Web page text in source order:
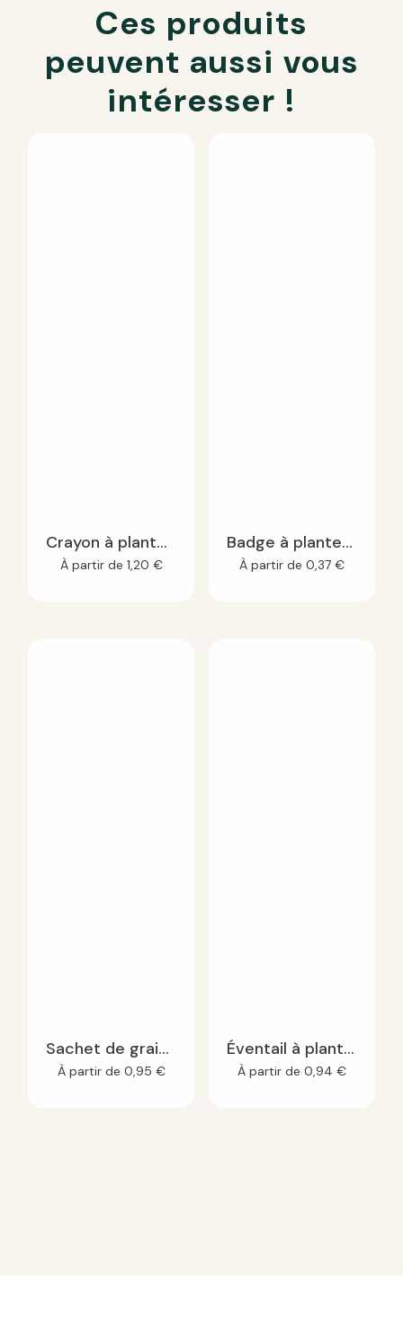
*
Ces produits
peuvent aussi vous
intéresser !
Crayon à planter personnalisé
À partir de 1,20 €
Badge à planter A7
À partir de 0,37 €
Sachet de graines à personnaliser kraft
À partir de 0,95 €
Éventail à planter rond
À partir de 0,94 €